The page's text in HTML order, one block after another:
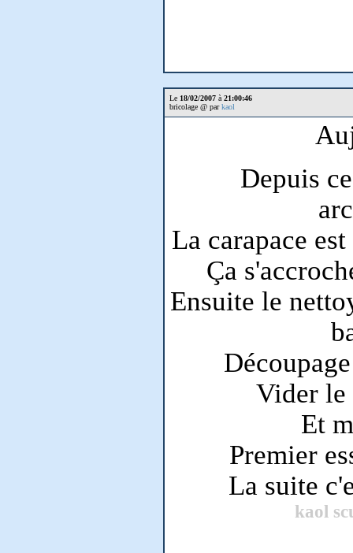
Le 18/02/2007à 21:00:46
bricolage @ parkaol
Depuis
La carapace
Ça
Ensuite le
Vider le
Et
Premier
La suite
kaol